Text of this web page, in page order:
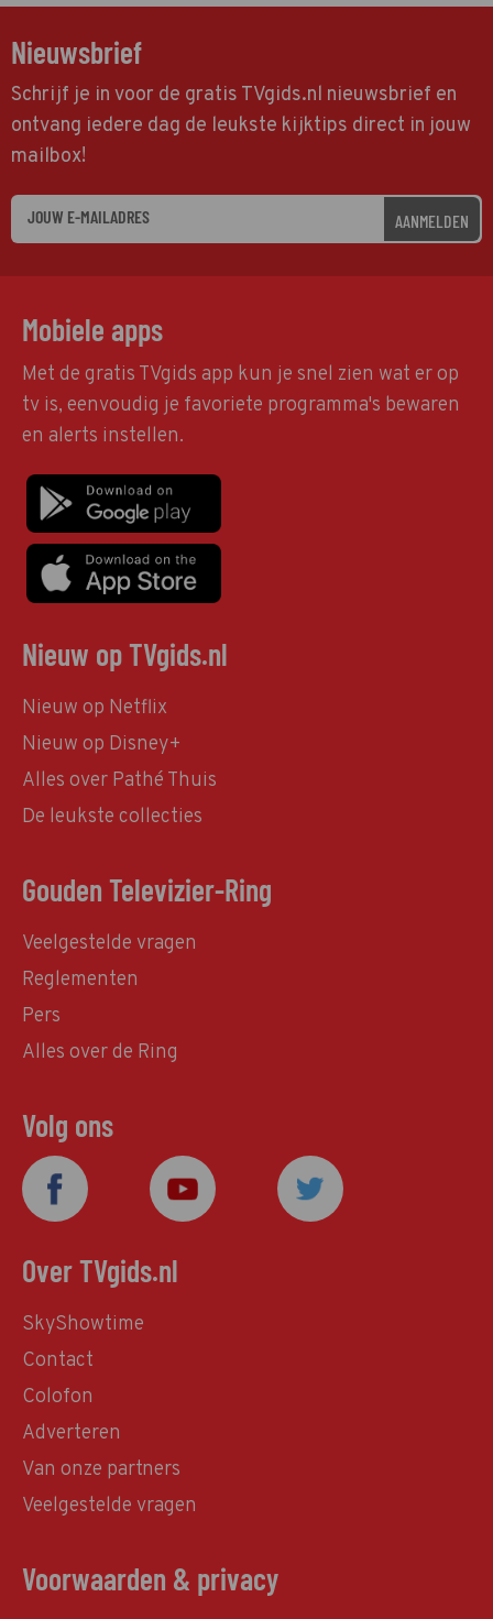
Nieuwsbrief
Schrijf je in voor de gratis TVgids.nl nieuwsbrief en
ontvang iedere dag de leukste kijktips direct in jouw
mailbox!
AANMELDEN
Mobiele apps
Met de gratis TVgids app kun je snel zien wat er op
tv is, eenvoudig je favoriete programma's bewaren
en alerts instellen.
Nieuw op TVgids.nl
Nieuw op Netflix
Nieuw op Disney+
Alles over Pathé Thuis
De leukste collecties
Gouden Televizier-Ring
Veelgestelde vragen
Reglementen
Pers
Alles over de Ring
Volg ons
Over TVgids.nl
SkyShowtime
Contact
Colofon
Adverteren
Van onze partners
Veelgestelde vragen
Voorwaarden & privacy